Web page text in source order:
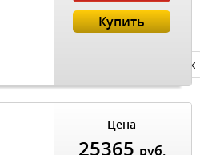
Купить
Цена
25365 руб.